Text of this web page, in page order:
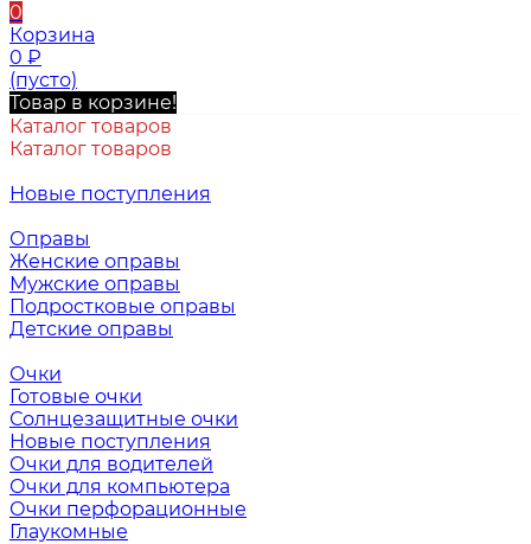
0
Корзина
0 ₽
(пусто)
Товар в корзине!
Каталог товаров
Каталог товаров
Новые поступления
Оправы
Женские оправы
Мужские оправы
Подростковые оправы
Детские оправы
Очки
Готовые очки
Солнцезащитные очки
Новые поступления
Очки для водителей
Очки для компьютера
Очки перфорационные
Глаукомные